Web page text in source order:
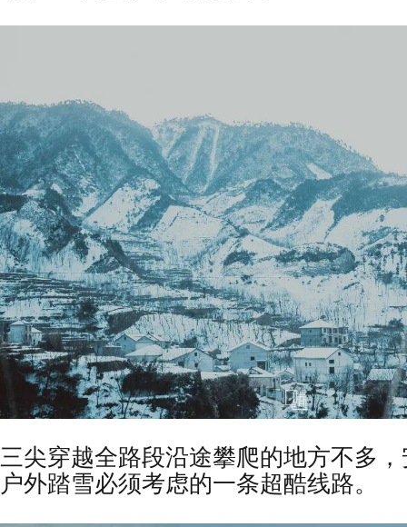
三尖穿越全路段沿途攀爬的地方不多
户外踏雪必须考虑的一条超酷线路。